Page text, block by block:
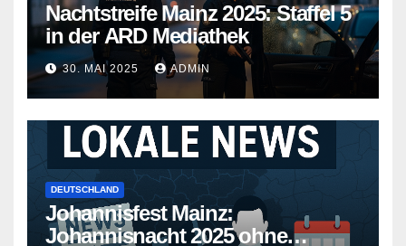
Nachtstreife Mainz 2025: Staffel 5
in der ARD Mediathek
30. MAI 2025 ADMIN
DEUTSCHLAND
Johannisfest Mainz:
Johannisnacht 2025 ohne